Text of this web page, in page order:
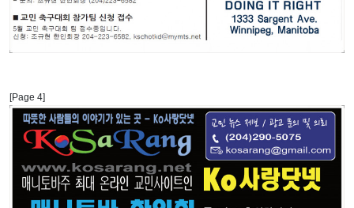
[Page 4]